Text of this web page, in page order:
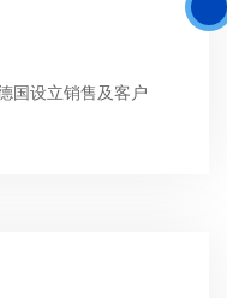
国设立销售及客户